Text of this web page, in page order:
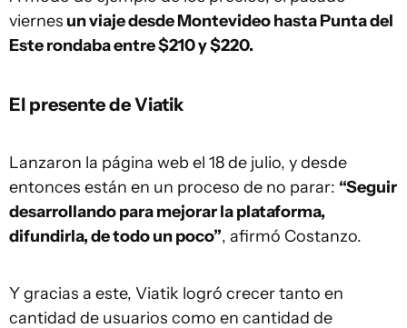
viernes un viaje desde Montevideo hasta Punta del
Este rondaba entre $210 y $220.
El presente de Viatik
Lanzaron la página web el 18 de julio, y desde
entonces están en un proceso de no parar: “Seguir
desarrollando para mejorar la plataforma,
difundirla, de todo un poco”, afirmó Costanzo.
Y gracias a este, Viatik logró crecer tanto en
cantidad de usuarios como en cantidad de